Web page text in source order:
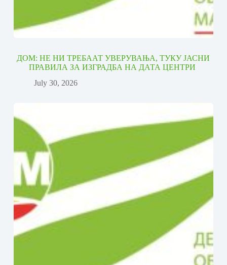
ДОМ: НЕ НИ ТРЕБААТ УВЕРУВАЊА, ТУКУ ЈАСНИ
ПРАВИЛА ЗА ИЗГРАДБА НА ДАТА ЦЕНТРИ
July 30, 2026